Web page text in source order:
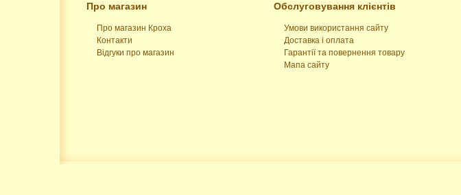
Про магазин
Про магазин Кроха
Контакти
Відгуки про магазин
Обслуговування клієнтів
Умови використання сайту
Доставка і оплата
Гарантії та повернення товару
Мапа сайту